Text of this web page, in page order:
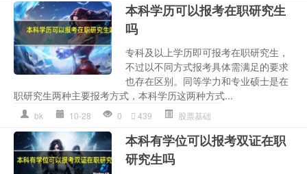
本科学历可以报考在职研究生
吗
专科及以上学历即可报考在职研究生，
不过以不同方式报考具体需满足的要求
也存在区别。同等学力和专业硕士是在
职研究生两种主要报考方式，本科学历这两种方式...
bk 10-28 0 439 股票基础
本科有学位可以报考双证在职
研究生吗